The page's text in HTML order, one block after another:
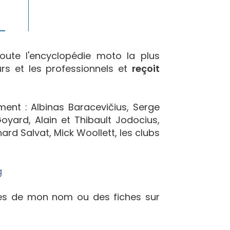
l'encyclopédie moto la plus
et les professionnels et reçoit
: Albinas Baracevičius, Serge
Alain et Thibault Jodocius,
Salvat, Mick Woollett, les clubs
de mon nom ou des fiches sur